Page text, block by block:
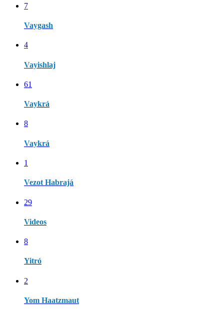
7
Vaygash
4
Vayishlaj
61
Vaykrá
8
Vaykrá
1
Vezot Habrajá
29
Videos
8
Yitró
2
Yom Haatzmaut